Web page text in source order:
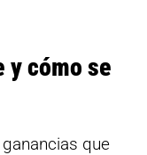
y cómo se
que